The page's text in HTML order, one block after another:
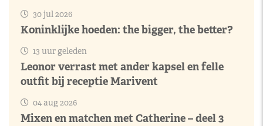
30 jul 2026
Koninklijke hoeden: the bigger, the better?
13 uur geleden
Leonor verrast met ander kapsel en felle
outfit bij receptie Marivent
04 aug 2026
Mixen en matchen met Catherine – deel 3